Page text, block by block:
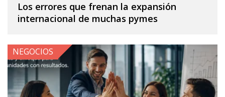
Los errores que frenan la expansión
internacional de muchas pymes
NEGOCIOS